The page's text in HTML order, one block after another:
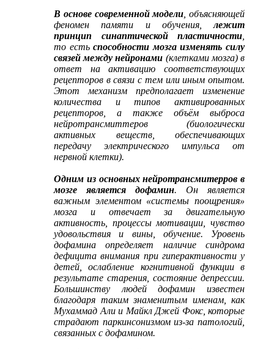
В основе современной модели , объясняющей
феномен памяти и обучения,лежит
принцип синаптической пластичности
то естьспособности мозга изменять силу
связей между нейронами (клетками мозга) в
ответ на активацию соответствующих
рецепторов в связи с тем или иным опытом.
Этот механизм предполагает изменение
количества и типов активированных
рецепторов, а также объём выброса
нейротрансмиттеров (биологически
активных веществ, обеспечивающих
передачу электрического импульса от
нервной клетки).
Одним из основных нейротрансмитерров в
мозге является дофамин. Он является
важным элементом «системы поощрения»
мозга и отвечает за двигательную
активность, процессы мотивации, чувство
удовольствия и вины, обучение. Уровень
дофамина определяет наличие синдрома
дефицита внимания при гиперактивности у
детей, ослабление когнитивной функции в
результате старения, состояние депрессии.
Большинству людей дофамин известен
благодаря таким знаменитым именам, как
Мухаммад Али и Майкл Джей Фокс, которые
страдают паркинсонизмом из-за патологий,
связанных с дофамином.